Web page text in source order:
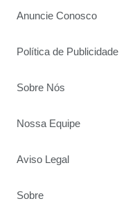
Anuncie Conosco
Política de Publicidade
Sobre Nós
Nossa Equipe
Aviso Legal
Sobre